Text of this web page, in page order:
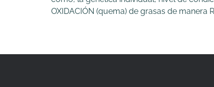
OXIDACIÓN (quema) de grasas de manera